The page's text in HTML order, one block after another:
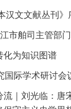
汉文文献丛刊》
市舶司主管部
化为知识图谱
国际学术研讨会
｜刘光临：唐